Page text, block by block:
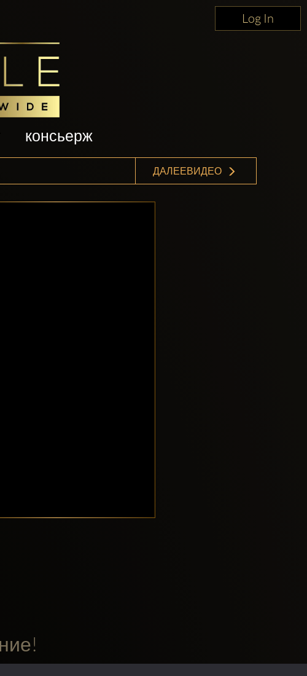
Log In
консьерж
ДАЛЕЕВИДЕО